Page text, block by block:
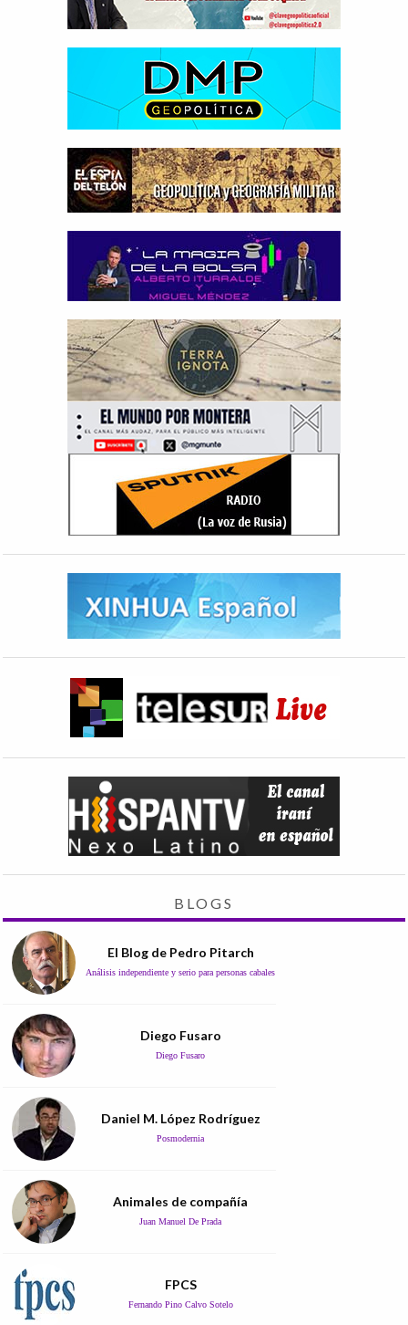
BLOGS
El Blog de Pedro Pitarch
Análisis independiente y serio para personas cabales
Diego Fusaro
Diego Fusaro
Daniel M. López Rodríguez
Posmodernia
Animales de compañía
Juan Manuel De Prada
FPCS
Fernando Pino Calvo Sotelo